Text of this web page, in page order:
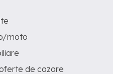
moto
de cazare